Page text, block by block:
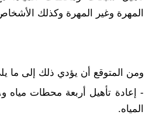
المهرة وغير المهرة وكذلك
ومن المتوقع أن يؤدي ذلك إلى ما
المياه.